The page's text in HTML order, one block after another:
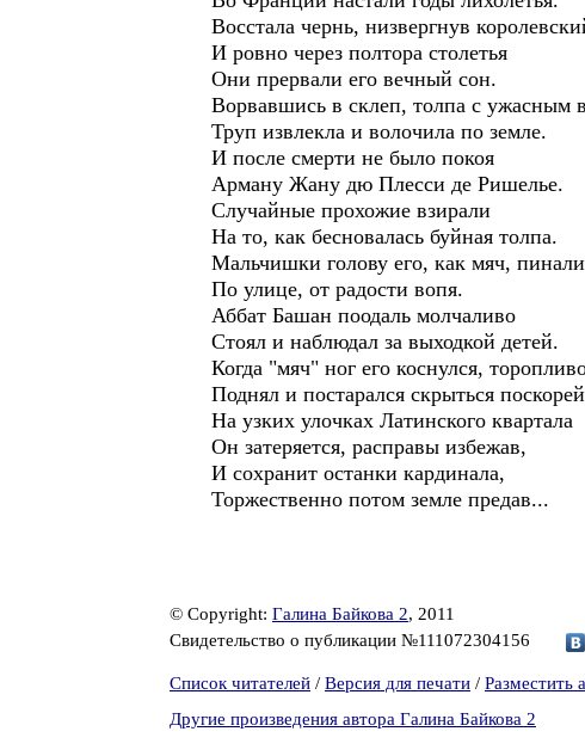
Восстала чернь, низвергнув
И ровно через полтора столетья
Они прервали его вечный сон.
Ворвавшись в склеп, толпа с ужасным
Труп извлекла и волочила по земле.
И после смерти не было покоя
Арману Жану дю Плесси де Ришелье.
Случайные прохожие взирали
На то, как бесновалась буйная толпа.
Мальчишки голову его, как мяч, пинали
По улице, от радости вопя.
Аббат Башан поодаль молчаливо
Стоял и наблюдал за выходкой детей.
Когда "мяч" ног его коснулся,
Поднял и постарался скрыться
На узких улочках Латинского квартала
Он затеряется, расправы избежав,
И сохранит останки кардинала,
Торжественно потом земле предав...
© Copyright: Галина Байкова 2, 2011
Свидетельство о публикации №111072304156
Список читателей / Версия для печати / Разместить
Другие произведения автора Галина Байкова 2